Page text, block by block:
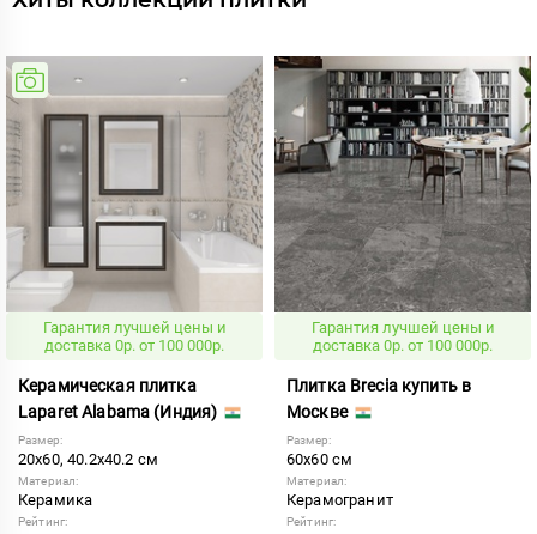
Гарантия лучшей цены и
доставка 0р. от 100 000р.
Керамическая плитка
Laparet Alabama (Индия)
Размер:
20x60, 40.2x40.2 см
Материал:
Керамика
Рейтинг:
Гарантия лучшей цены и
доставка 0р. от 100 000р.
Плитка Brecia купить в
Москве
Размер:
60x60 см
Материал:
Керамогранит
Рейтинг: